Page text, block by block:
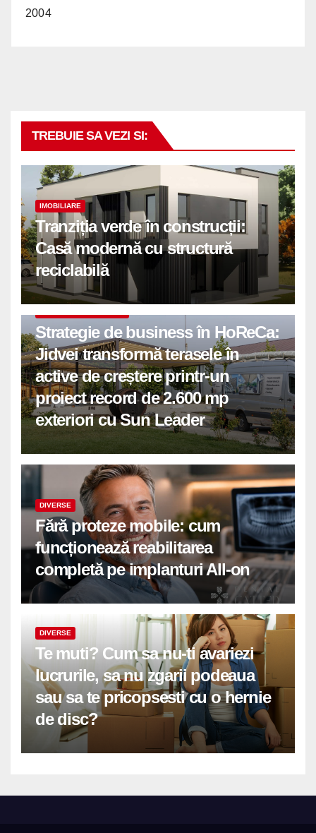
2004
TREBUIE SA VEZI SI:
IMOBILIARE
Tranziția verde în construcții:
Casă modernă cu structură
reciclabilă
Strategie de business în HoReCa:
Jidvei transformă terasele în
active de creștere printr-un
proiect record de 2.600 mp
exteriori cu Sun Leader
DIVERSE
Fără proteze mobile: cum
funcționează reabilitarea
completă pe implanturi All-on
DIVERSE
Te muti? Cum sa nu-ti avariezi
lucrurile, sa nu zgarii podeaua
sau sa te pricopsesti cu o hernie
de disc?